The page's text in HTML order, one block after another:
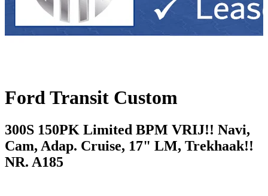
Ford Transit Custom
300S 150PK Limited BPM VRIJ!! Navi,
Cam, Adap. Cruise, 17" LM, Trekhaak!!
NR. A185